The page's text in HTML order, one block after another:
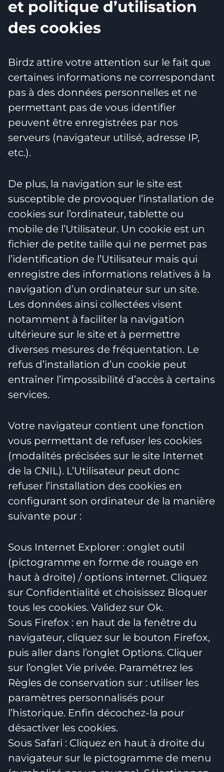
et politique d’utilisation
des cookies
Birdz attire votre attention sur le fait que
certaines informations ne correspondant
pas à des données personnelles et ne
permettant pas de vous identifier
peuvent être enregistrées par nos
serveurs (navigateur utilisé, adresse IP,
etc.).
De plus, la navigation sur le site est
susceptible de provoquer l’installation de
cookies sur l’ordinateur, tablette ou
mobile de l’Utilisateur. Un cookie est un
fichier de petite taille qui ne permet pas
l’identification de l’Utilisateur mais qui
enregistre des informations relatives à la
navigation d’un ordinateur sur un site.
Les données ainsi collectées visent
notamment à faciliter la navigation
ultérieure sur le site et à permettre
diverses mesures de fréquentation. Le
refus d’installation d’un cookie peut
entraîner l’impossibilité d’accès à certains
services.
Votre navigateur contient une fonction
vous permettant de refuser les cookies
(modalités précisées sur le site Internet
de la CNIL). L’Utilisateur peut donc
refuser l’installation des cookies en
configurant son ordinateur de la manière
suivante pour :
Sous Internet Explorer : onglet outil
(pictogramme en forme de rouage en
haut à droite) / options internet. Cliquez
sur Confidentialité et choisissez Bloquer
tous les cookies. Validez sur Ok.
Sous Firefox : en haut de la fenêtre du
navigateur, cliquez sur le bouton Firefox,
puis aller dans l’onglet Options. Cliquer
sur l’onglet Vie privée. Paramétrez les
Règles de conservation sur : utiliser les
paramètres personnalisés pour
l’historique. Enfin décochez-la pour
désactiver les cookies.
Sous Safari : Cliquez en haut à droite du
navigateur sur le pictogramme de menu